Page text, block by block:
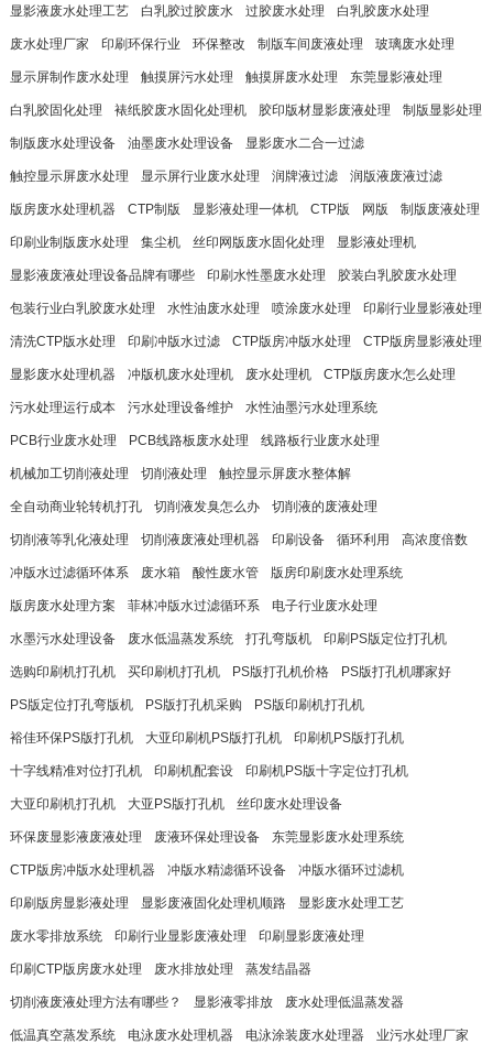
显影液废水处理工艺 白乳胶过胶废水 过胶废水处理 白乳胶废水处理
废水处理厂家 印刷环保行业 环保整改 制版车间废液处理 玻璃废水处理
显示屏制作废水处理 触摸屏污水处理 触摸屏废水处理 东莞显影液处理
白乳胶固化处理 裱纸胶废水固化处理机 胶印版材显影废液处理 制版显影处理
制版废水处理设备 油墨废水处理设备 显影废水二合一过滤
触控显示屏废水处理 显示屏行业废水处理 润牌液过滤 润版液废液过滤
版房废水处理机器 CTP制版 显影液处理一体机 CTP版 网版 制版废液处理
印刷业制版废水处理 集尘机 丝印网版废水固化处理 显影液处理机
显影液废液处理设备品牌有哪些 印刷水性墨废水处理 胶装白乳胶废水处理
包装行业白乳胶废水处理 水性油废水处理 喷涂废水处理 印刷行业显影液处理
清洗CTP版水处理 印刷冲版水过滤 CTP版房冲版水处理 CTP版房显影液处理
显影废水处理机器 冲版机废水处理机 废水处理机 CTP版房废水怎么处理
污水处理运行成本 污水处理设备维护 水性油墨污水处理系统
PCB行业废水处理 PCB线路板废水处理 线路板行业废水处理
机械加工切削液处理 切削液处理 触控显示屏废水整体解
全自动商业轮转机打孔 切削液发臭怎么办 切削液的废液处理
切削液等乳化液处理 切削液废液处理机器 印刷设备 循环利用 高浓度倍数
冲版水过滤循环体系 废水箱 酸性废水管 版房印刷废水处理系统
版房废水处理方案 菲林冲版水过滤循环系 电子行业废水处理
水墨污水处理设备 废水低温蒸发系统 打孔弯版机 印刷PS版定位打孔机
选购印刷机打孔机 买印刷机打孔机 PS版打孔机价格 PS版打孔机哪家好
PS版定位打孔弯版机 PS版打孔机采购 PS版印刷机打孔机
裕佳环保PS版打孔机 大亚印刷机PS版打孔机 印刷机PS版打孔机
十字线精准对位打孔机 印刷机配套设 印刷机PS版十字定位打孔机
大亚印刷机打孔机 大亚PS版打孔机 丝印废水处理设备
环保废显影液废液处理 废液环保处理设备 东莞显影废水处理系统
CTP版房冲版水处理机器 冲版水精滤循环设备 冲版水循环过滤机
印刷版房显影液处理 显影废液固化处理机顺路 显影废水处理工艺
废水零排放系统 印刷行业显影废液处理 印刷显影废液处理
印刷CTP版房废水处理 废水排放处理 蒸发结晶器
切削液废液处理方法有哪些？ 显影液零排放 废水处理低温蒸发器
低温真空蒸发系统 电泳废水处理机器 电泳涂装废水处理器 业污水处理厂家